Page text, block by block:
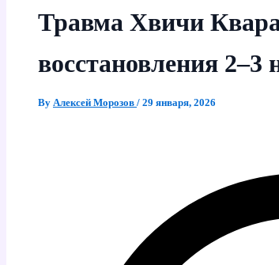
Травма Хвичи
восстановления 2–3
By Алексей Морозов / 29 января, 2026